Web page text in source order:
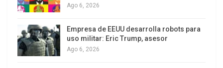
presencia de sus tropas, todavía no se produjo
una anexión formal.
En este sentido, afirmó que llegado este último
Ago 6, 2026
Empresa de EEUU desarrolla robots para
uso militar: Eric Trump, asesor
Ago 6, 2026